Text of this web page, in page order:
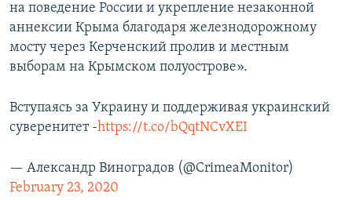
на поведение России и укрепление незаконной
аннексии Крыма благодаря железнодорожному
мосту через Керченский пролив и местным
выборам на Крымском полуострове».
Вступаясь за Украину и поддерживая украинский
суверенитет -https://t.co/bQqtNCvXEI
— Александр Виноградов (@CrimeaMonitor)
February 23, 2020